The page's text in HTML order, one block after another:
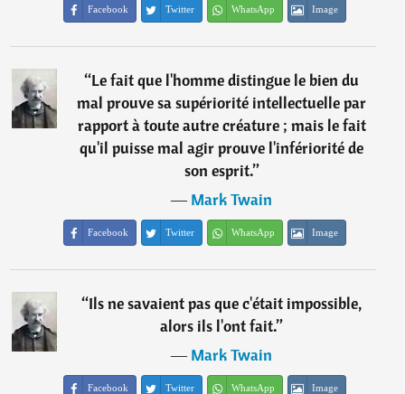
Facebook Twitter WhatsApp Image
“Le fait que l'homme distingue le bien du
mal prouve sa supériorité intellectuelle par
rapport à toute autre créature ; mais le fait
qu'il puisse mal agir prouve l'infériorité de
son esprit.”
―Mark Twain
Facebook Twitter WhatsApp Image
“Ils ne savaient pas que c'était impossible,
alors ils l'ont fait.”
―Mark Twain
Facebook Twitter WhatsApp Image